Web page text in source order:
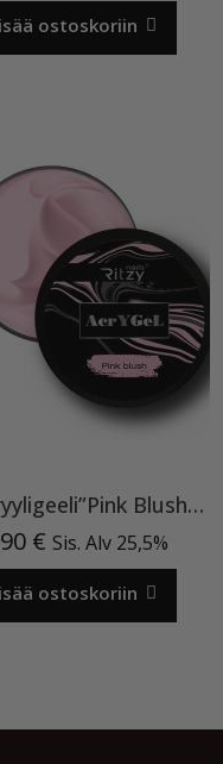
ostoskoriin
Akryyligeeli”Pink Blush”15ml
€ Sis. Alv 25,5%
ostoskoriin